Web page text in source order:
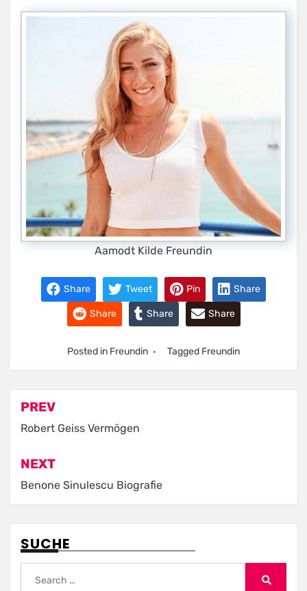
Aamodt Kilde Freundin
Share Tweet Pin Share
Share Share Share
Posted in Freundin Tagged Freundin
Post
navigation
PREV
Robert Geiss Vermögen
NEXT
Benone Sinulescu Biografie
SUCHE